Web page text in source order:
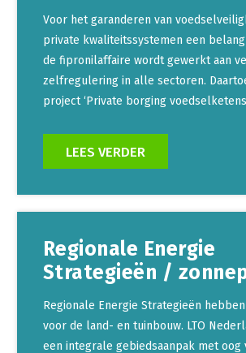
Voor het garanderen van
private kwaliteitssystemen een
de fipronilaffaire wordt gewerkt aan
zelfregulering in alle sectoren.
project ‘Private borging
LEES VERDER
Regionale Energie
Strategieën /
Regionale Energie Strategieën
voor de land- en tuinbouw. LTO
een integrale gebiedsaanpak met